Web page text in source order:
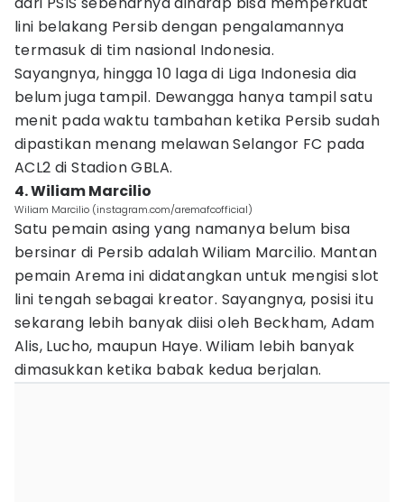
lini belakang Persib dengan pengalamannya
termasuk di tim nasional Indonesia.
Sayangnya, hingga 10 laga di Liga Indonesia dia
belum juga tampil. Dewangga hanya tampil satu
menit pada waktu tambahan ketika Persib sudah
dipastikan menang melawan Selangor FC pada
ACL2 di Stadion GBLA.
4. Wiliam Marcilio
Wiliam Marcilio (instagram.com/aremafcofficial)
Satu pemain asing yang namanya belum bisa
bersinar di Persib adalah Wiliam Marcilio. Mantan
pemain Arema ini didatangkan untuk mengisi slot
lini tengah sebagai kreator. Sayangnya, posisi itu
sekarang lebih banyak diisi oleh Beckham, Adam
Alis, Lucho, maupun Haye. Wiliam lebih banyak
dimasukkan ketika babak kedua berjalan.